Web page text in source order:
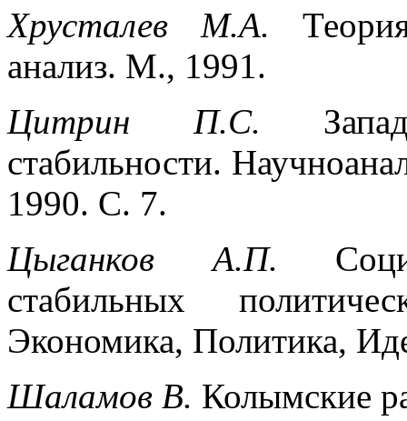
Хрусталев М.А.
анализ. М., 1991.
Цитрин П.С.
стабильности.
1990. С. 7.
Цыганков А.П.
стабильных
Экономика, Политика,
Шаламов В. Колымские